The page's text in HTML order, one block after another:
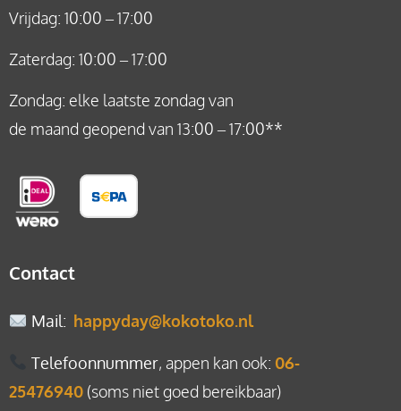
Vrijdag: 10:00 – 17:00
Zaterdag: 10:00 – 17:00
Zondag: elke laatste zondag van
de maand geopend van 13:00 – 17:00**
Contact
Mail: happyday@kokotoko.nl
Telefoonnummer, appen kan ook: 06-
25476940 (soms niet goed bereikbaar)